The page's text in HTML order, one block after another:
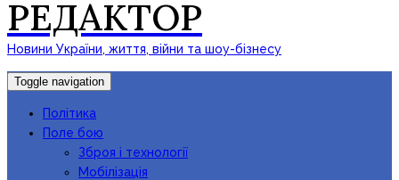
РЕДАКТОР
Новини України, життя, війни та шоу-бізнесу
Toggle navigation
Політика
Поле бою
Зброя і технології
Мобілізація